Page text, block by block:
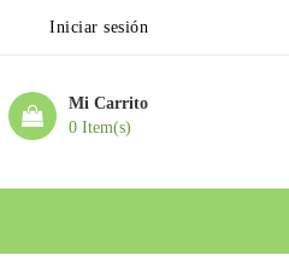
Iniciar sesión
Mi Carrito
0 Item(s)